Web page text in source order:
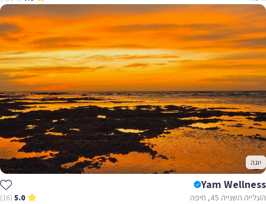
יוגה
Yam Wellness
העלייה השנייה 45, חיפה 5.0
(16)